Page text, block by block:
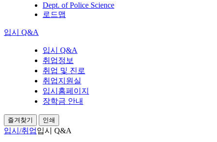
Dept. of Police Science
로드맵
입시 Q&A
입시 Q&A
취업정보
취업 및 진로
취업지원실
입시홈페이지
장학금 안내
즐겨찾기 인쇄
입시/취업입시 Q&A